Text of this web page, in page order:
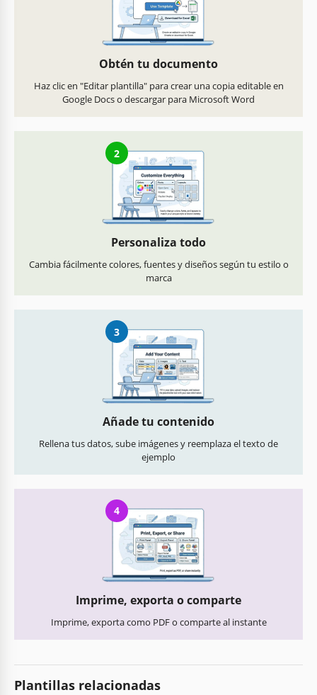
Obtén tu documento
Haz clic en "Editar plantilla" para crear una copia editable en
Google Docs o descargar para Microsoft Word
2
Personaliza todo
Cambia fácilmente colores, fuentes y diseños según tu estilo o
marca
3
Añade tu contenido
Rellena tus datos, sube imágenes y reemplaza el texto de
ejemplo
4
Imprime, exporta o comparte
Imprime, exporta como PDF o comparte al instante
Plantillas relacionadas